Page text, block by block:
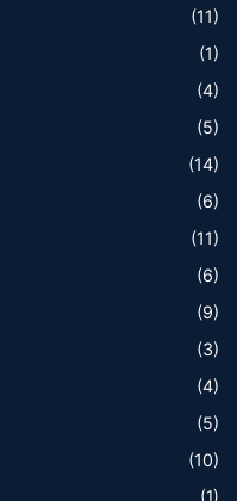
(11)
(1)
(4)
(5)
(14)
(6)
(11)
(6)
(9)
(3)
(4)
(5)
(10)
(1)